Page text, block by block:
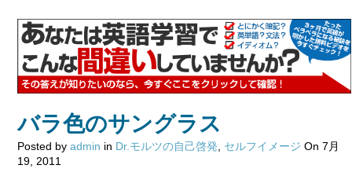
バラ色のサングラス
Posted by admin in Dr.モルツの自己啓発 セルフイメージ On 7月
19, 2011